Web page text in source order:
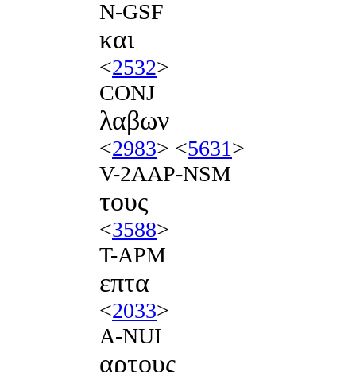
N-GSF
και
<2532>
CONJ
λαβων
<2983> <5631>
V-2AAP-NSM
τους
<3588>
T-APM
επτα
<2033>
A-NUI
αρτους